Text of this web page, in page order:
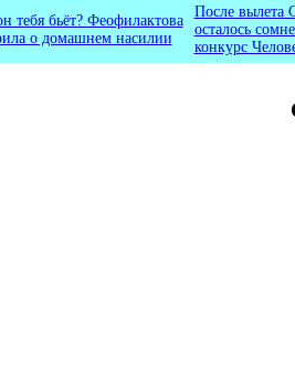
тебя бьёт? Феофилактова
о домашнем насилии
После вылета
осталось
конкурс